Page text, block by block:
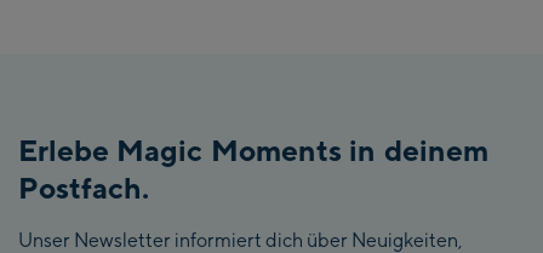
Erlebe Magic Moments in deinem
Postfach.
Unser Newsletter informiert dich über Neuigkeiten,